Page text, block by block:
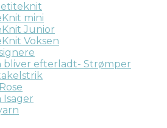
mini
Junior
Voksen
bliver efterladt- Strømper
Isager